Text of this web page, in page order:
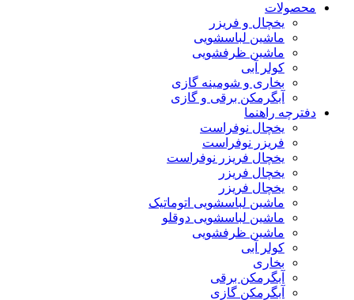
محصولات
یخچال و فریزر
ماشین لباسشویی
ماشین ظرفشویی
کولر آبی
بخاری و شومینه گازی
آبگرمکن برقی و گازی
دفترچه راهنما
یخچال نوفراست
فریزر نوفراست
یخچال فریزر نوفراست
یخچال فریزر
یخچال فریزر
ماشین لباسشویی اتوماتیک
ماشین لباسشویی دوقلو
ماشین ظرفشویی
کولر آبی
بخاری
آبگرمکن برقی
آبگرمکن گازی